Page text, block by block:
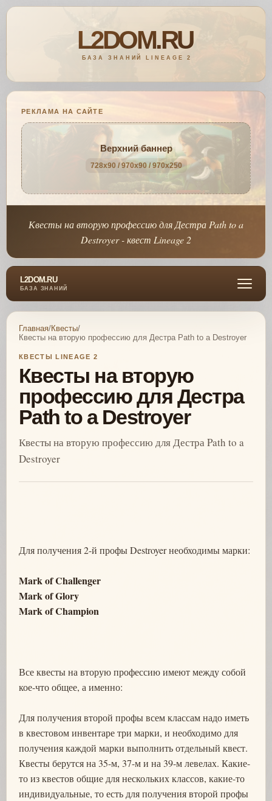
РЕКЛАМА НА САЙТЕ
Верхний баннер
728x90 / 970x90 / 970x250
Квесты на вторую профессию для Дестра Path to a
Destroyer - квест Lineage 2
L2DOM.RU
БАЗА ЗНАНИЙ
Главная/Квесты/
Квесты на вторую профессию для Дестра Path to a Destroyer
КВЕСТЫ LINEAGE 2
Квесты на вторую
профессию для Дестра
Path to a Destroyer
Квесты на вторую профессию для Дестра Path to a
Destroyer
Для получения 2-й профы Destroyer необходимы марки:
Mark of Challenger
Mark of Glory
Mark of Champion
Все квесты на вторую профессию имеют между собой
кое-что общее, а именно:
Для получения второй профы всем классам надо иметь
в квестовом инвентаре три марки, и необходимо для
получения каждой марки выполнить отдельный квест.
Квесты берутся на 35-м, 37-м и на 39-м левелах. Какие-
то из квестов общие для нескольких классов, какие-то
индивидуальные, то есть для получения второй профы